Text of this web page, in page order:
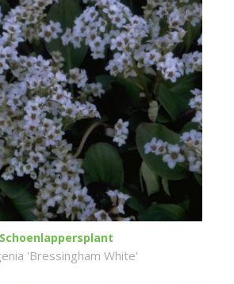
Schoenlappersplant
'Bressingham White'